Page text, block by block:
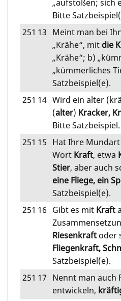
„aufstoßen; sich
Bitte
251 13 Meint man bei
„Krähe“, mit die
„Krähe“; b)
„kümmerliches
Satzbeispiel(e).
251 14 Wird ein alter
(alter) Kracker,
Bitte Satzbeispiel.
251 15 Hat Ihre
Wort Kraft, etwa
Stier, aber auch
eine Fliege, ein
Satzbeispiel(e).
251 16 Gibt es mit Kraft
Riesenkraft oder
Fliegenkraft,
Satzbeispiel(e).
251 17 Nennt man auch
entwickeln,